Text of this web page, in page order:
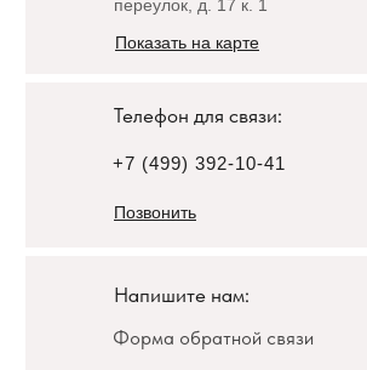
Телефон для связи:
Напишите нам:
переулок, д. 17 к. 1
Показать на карте
+7 (499) 392-10-41
Позвонить
Форма обратной связи